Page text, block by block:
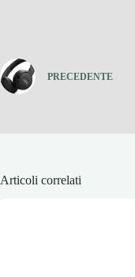
PRECEDENTE
Articoli correlati